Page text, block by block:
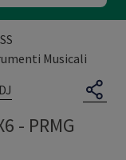
Musicali
- PRMG